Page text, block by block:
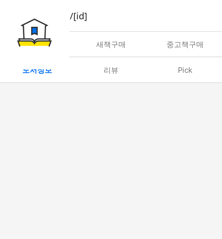
book/rent/[id]
대여 새책구매 중고책구매
도서정보 리뷰 Pick